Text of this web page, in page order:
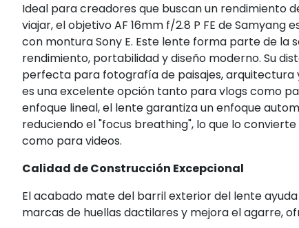
Ideal para creadores que buscan un rendimiento
viajar, el objetivo AF 16mm f/2.8 P FE de
con montura Sony E. Este lente forma parte de la
rendimiento, portabilidad y diseño moderno. Su
perfecta para fotografía de paisajes, arquitectura
es una excelente opción tanto para vlogs como
enfoque lineal, el lente garantiza un enfoque
reduciendo el "focus breathing", lo que lo
como para videos.
Calidad de Construcción Excepcional
El acabado mate del barril exterior del lente
marcas de huellas dactilares y mejora el agarre,